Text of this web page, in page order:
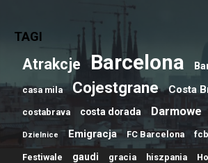
TAGI
Atrakcje Barcelona
casa mila Cojestgrane Costa
costabrava costa dorada Darmowe
Dzielnice Emigracja FC Barcelona
Festiwale gaudi gracia hiszpania